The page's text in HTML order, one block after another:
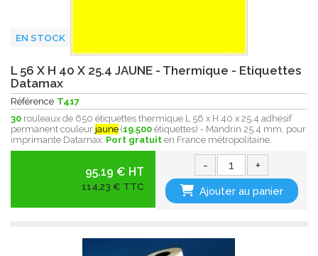
EN STOCK
L 56 X H 40 X 25.4 JAUNE - Thermique - Etiquettes
Datamax
Référence T417
30 rouleaux de 650 étiquettes thermique L 56 x H 40 x 25.4 adhésif
permanent couleur jaune (19.500 étiquettes) - Mandrin 25.4 mm, pour
imprimante Datamax. Port gratuit en France métropolitaine.
95.19 € HT
114,23 € TTC
- +
Ajouter au panier